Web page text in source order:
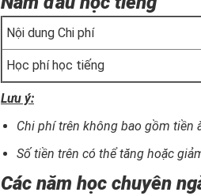
Nội dung Chi phí
Học phí học tiếng
Lưu ý:
Chi phí trên không bao gồm tiền
Số tiền trên có thể tăng hoặc
Các năm học chuyên